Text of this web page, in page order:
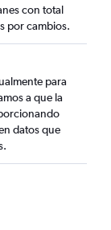
con total
por cambios.
para
a que la
datos que